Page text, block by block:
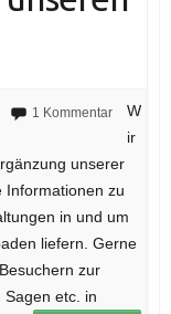
1 Kommentar
W
ir
unserer
Informationen zu
in und um
liefern. Gerne
zur
etc. in